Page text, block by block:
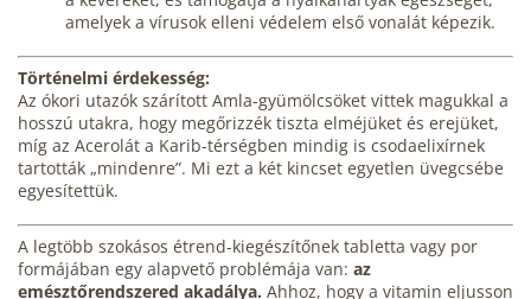
amelyek a vírusok elleni védelem első vonalát képezik.
Történelmi érdekesség:
Az ókori utazók szárított Amla-gyümölcsöket vittek magukkal a
hosszú utakra, hogy megőrizzék tiszta elméjüket és erejüket,
míg az Acerolát a Karib-térségben mindig is csodaelixírnek
tartották „mindenre”. Mi ezt a két kincset egyetlen üvegcsébe
egyesítettük.
A legtöbb szokásos étrend-kiegészítőnek tabletta vagy por
formájában egy alapvető problémája van: az
emésztőrendszered akadálya. Ahhoz, hogy a vitamin eljusson